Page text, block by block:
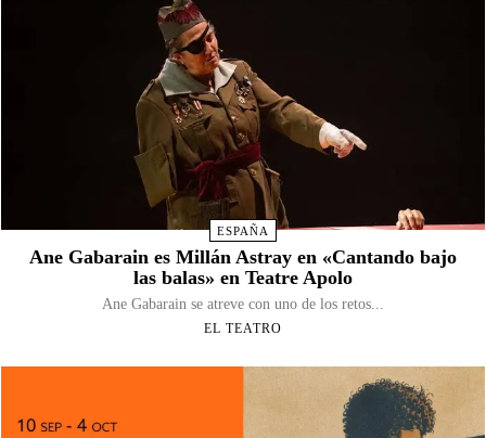
ESPAÑA
Ane Gabarain es Millán Astray en «Cantando bajo
las balas» en Teatre Apolo
Ane Gabarain se atreve con uno de los retos...
EL TEATRO